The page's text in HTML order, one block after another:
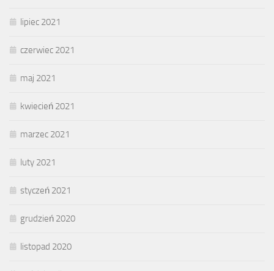
lipiec 2021
czerwiec 2021
maj 2021
kwiecień 2021
marzec 2021
luty 2021
styczeń 2021
grudzień 2020
listopad 2020